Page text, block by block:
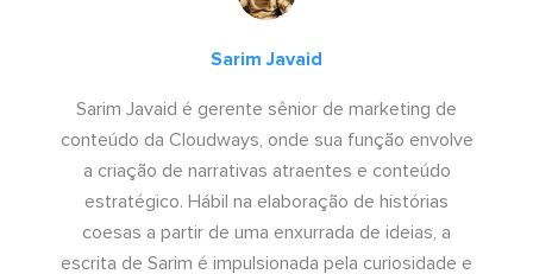
Sarim Javaid
Sarim Javaid é gerente sênior de marketing de
conteúdo da Cloudways, onde sua função envolve
a criação de narrativas atraentes e conteúdo
estratégico. Hábil na elaboração de histórias
coesas a partir de uma enxurrada de ideias, a
escrita de Sarim é impulsionada pela curiosidade e